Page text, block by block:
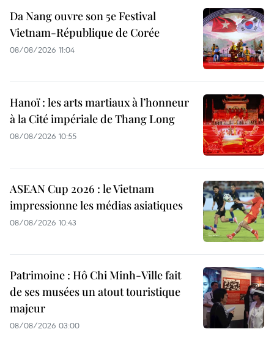
Da Nang ouvre son 5e Festival
Vietnam-République de Corée
08/08/2026 11:04
Hanoï : les arts martiaux à l’honneur
à la Cité impériale de Thang Long
08/08/2026 10:55
ASEAN Cup 2026 : le Vietnam
impressionne les médias asiatiques
08/08/2026 10:43
Patrimoine : Hô Chi Minh-Ville fait
de ses musées un atout touristique
majeur
08/08/2026 03:00